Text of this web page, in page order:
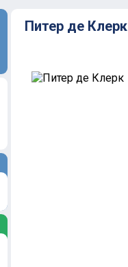
Питер де Клерк